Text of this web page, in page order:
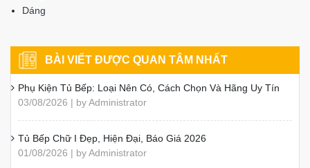
Dáng
BÀI VIẾT ĐƯỢC QUAN TÂM NHẤT
Phụ Kiện Tủ Bếp: Loại Nên Có, Cách Chọn Và Hãng Uy Tín
03/08/2026 | by Administrator
Tủ Bếp Chữ I Đẹp, Hiện Đại, Báo Giá 2026
01/08/2026 | by Administrator